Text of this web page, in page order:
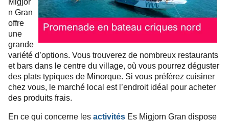
n Gran
offre
une
grande
variété d’options. Vous trouverez de nombreux restaurants
et bars dans le centre du village, où vous pourrez déguster
des plats typiques de Minorque. Si vous préférez cuisiner
chez vous, le marché local est l’endroit idéal pour acheter
des produits frais.
En ce qui concerne les activités Es Migjorn Gran dispose